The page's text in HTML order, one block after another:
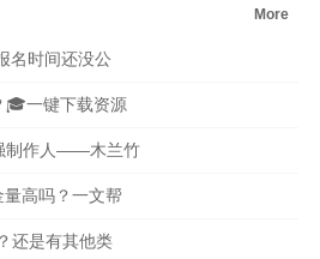
More
名时间还没公
🎓一键下载资源
制作人——木兰竹
量高吗？一文帮
还是有其他类